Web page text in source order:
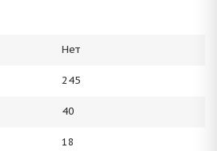
Нет
245
40
18